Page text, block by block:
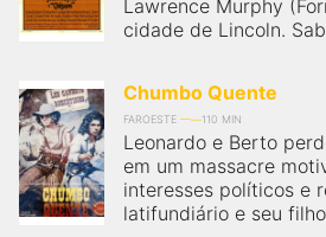
Lawrence Murphy
cidade de Lincoln.
Chumbo Quente
FAROESTE 110 MIN
Leonardo e Berto
em um massacre
interesses políticos e
latifundiário e seu